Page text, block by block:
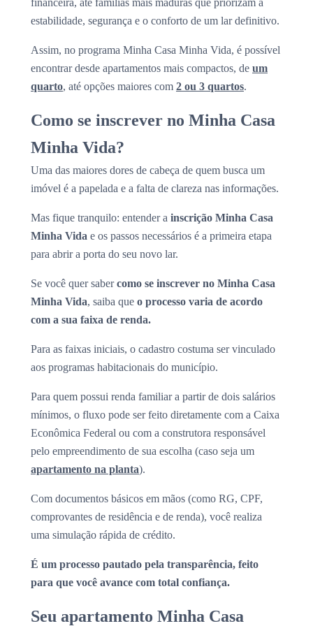
financeira, até famílias mais maduras que priorizam a
estabilidade, segurança e o conforto de um lar definitivo.
Assim, no programa Minha Casa Minha Vida, é possível
encontrar desde apartamentos mais compactos, de um
quarto, até opções maiores com 2 ou 3 quartos.
Como se inscrever no Minha Casa
Minha Vida?
Uma das maiores dores de cabeça de quem busca um
imóvel é a papelada e a falta de clareza nas informações.
Mas fique tranquilo: entender a inscrição Minha Casa
Minha Vida e os passos necessários é a primeira etapa
para abrir a porta do seu novo lar.
Se você quer sabercomo se inscrever no Minha Casa
Minha Vida, saiba que o processo varia de acordo
com a sua faixa de renda.
Para as faixas iniciais, o cadastro costuma ser vinculado
aos programas habitacionais do município.
Para quem possui renda familiar a partir de dois salários
mínimos, o fluxo pode ser feito diretamente com a Caixa
Econômica Federal ou com a construtora responsável
pelo empreendimento de sua escolha (caso seja um
apartamento na planta).
Com documentos básicos em mãos (como RG, CPF,
comprovantes de residência e de renda), você realiza
uma simulação rápida de crédito.
É um processo pautado pela transparência, feito
para que você avance com total confiança.
Seu apartamento Minha Casa